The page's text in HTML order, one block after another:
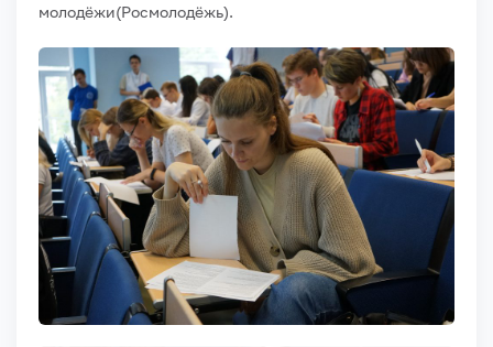
молодёжи(Росмолодёжь).